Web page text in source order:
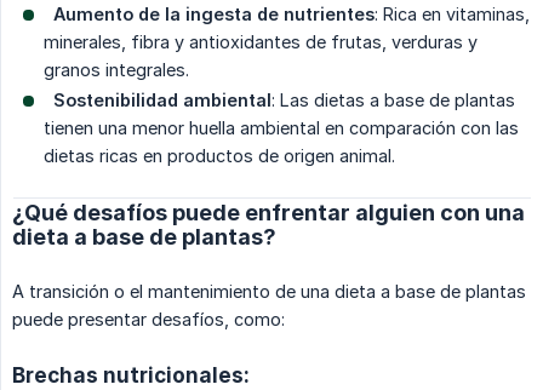
Aumento de la ingesta de nutrientes: Rica en vitaminas,
minerales, fibra y antioxidantes de frutas, verduras y
granos integrales.
Sostenibilidad ambiental: Las dietas a base de plantas
tienen una menor huella ambiental en comparación con las
dietas ricas en productos de origen animal.
¿Qué desafíos puede enfrentar alguien con una
dieta a base de plantas?
A transición o el mantenimiento de una dieta a base de plantas
puede presentar desafíos, como:
Brechas nutricionales: